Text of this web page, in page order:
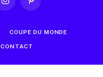
InstagramPinterest
COUPE DU MONDE
CONTACT